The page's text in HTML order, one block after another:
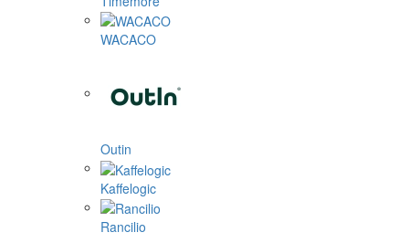
WACACO
Outin
Kaffelogic
Rancilio